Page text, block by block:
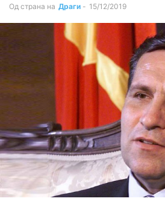
Од страна на Драги - 15/12/2019